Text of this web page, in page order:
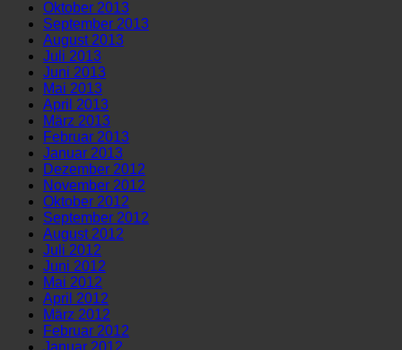
Oktober 2013
September 2013
August 2013
Juli 2013
Juni 2013
Mai 2013
April 2013
März 2013
Februar 2013
Januar 2013
Dezember 2012
November 2012
Oktober 2012
September 2012
August 2012
Juli 2012
Juni 2012
Mai 2012
April 2012
März 2012
Februar 2012